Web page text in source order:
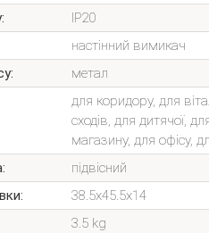
IP20
настінний вимикач
метал
для коридору, для
сходів, для дитячої,
магазину, для офісу,
підвісний
38.5x45.5x14
3.5 kg